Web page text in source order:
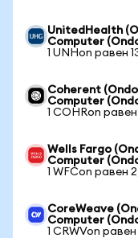
UnitedHealth
Computer
1 UNHon равен
Coherent
Computer
1 COHRon
Wells Fargo
Computer
1 WFCon равен
CoreWeave
Computer
1 CRWVon